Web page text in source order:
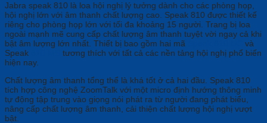
Jabra speak 810 là loa hội nghị lý tưởng dành cho các phòng họp,
hội nghị lớn với âm thanh chất lượng cao. Speak 810 được thiết kế
riêng cho phòng họp lớn với tối đa khoảng 15 người. Trang bị loa
ngoài mạnh mẽ cung cấp chất lượng âm thanh tuyệt vời ngay cả khi
bật âm lượng lớn nhất. Thiết bị bao gồm hai mã
và
Speak
tương thích với tất cả các nền tảng hội nghị phổ biến
hiện nay.
Chất lượng âm thanh tổng thể là khá tốt ở cả hai đầu. Speak 810
tích hợp công nghệ ZoomTalk với một micro định hướng thông minh
tự động tập trung vào giọng nói phát ra từ người đang phát biểu,
nâng cấp chất lượng âm thanh, cải thiện chất lượng hội nghị vượt
bật.